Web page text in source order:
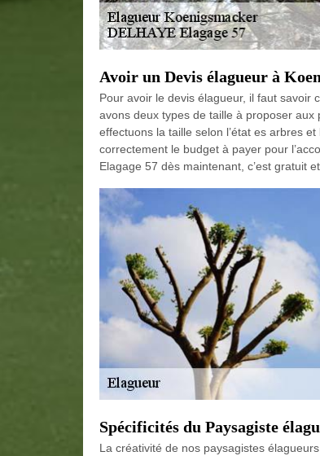
Avoir un Devis élagueur à
Pour avoir le devis élagueur, il faut savoir
avons deux types de taille à proposer
effectuons la taille selon l’état es arbres
correctement le budget à payer pour
Elagage 57 dès maintenant, c’est gratuit
Spécificités du Paysagiste
La créativité de nos paysagistes